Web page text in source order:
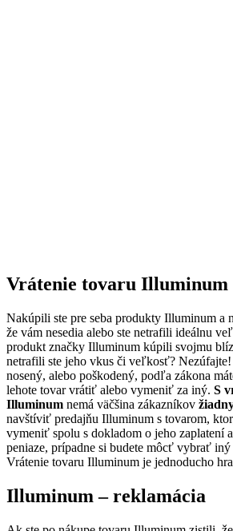
Vrátenie tovaru Illuminum
Nakúpili ste pre seba produkty Illuminum a
že vám nesedia alebo ste netrafili ideálnu
produkt značky Illuminum kúpili svojmu
netrafili ste jeho vkus či veľkosť?
nosený, alebo poškodený, podľa zákona
lehote tovar vrátiť alebo vymeniť za iný. S
Illuminum nemá väčšina zákazníkov
navštíviť predajňu Illuminum s tovarom,
vymeniť spolu s dokladom o jeho zaplatení
peniaze, prípadne si budete môcť vybrať
Vrátenie tovaru Illuminum je jednoducho
Illuminum – reklamácia